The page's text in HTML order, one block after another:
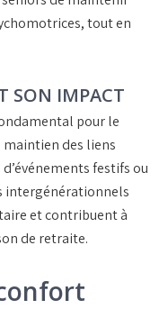
tout en
SON IMPACT
pour le
maintien des liens
festifs ou
intergénérationnels
et contribuent à
de retraite.